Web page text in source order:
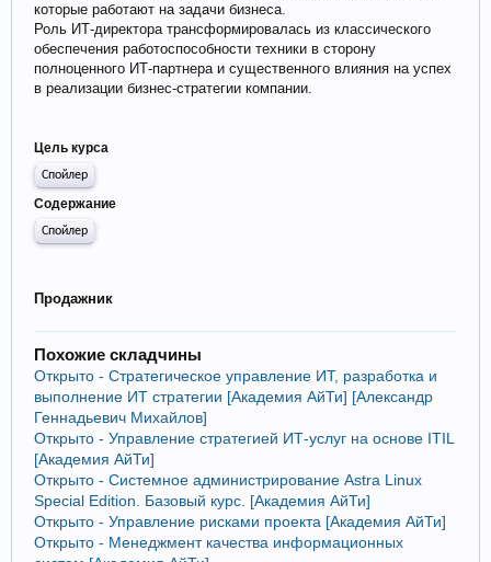
которые работают на задачи бизнеса.
Роль ИТ-директора трансформировалась из классического
обеспечения работоспособности техники в сторону
полноценного ИТ-партнера и существенного влияния на успех
в реализации бизнес-стратегии компании.
Цель курса
Спойлер
Содержание
Спойлер
Продажник
Похожие складчины
Открыто - Стратегическое управление ИТ, разработка и
выполнение ИТ стратегии [Академия АйТи] [Александр
Геннадьевич Михайлов]
Открыто - Управление стратегией ИТ-услуг на основе ITIL
[Академия АйТи]
Открыто - Системное администрирование Astra Linux
Special Edition. Базовый курс. [Академия АйТи]
Открыто - Управление рисками проекта [Академия АйТи]
Открыто - Менеджмент качества информационных